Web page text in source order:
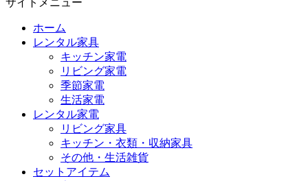
サイトメニュー
ホーム
レンタル家具
キッチン家電
リビング家電
季節家電
生活家電
レンタル家電
リビング家具
キッチン・衣類・収納家具
その他・生活雑貨
セットアイテム